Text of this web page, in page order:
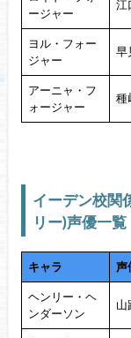
ージャー
江
ヨル・フォー
ジャー
早
アーニャ・フ
ォージャー
種
イーデン校関
リー)声優一覧
キャラ 声
ヘンリー・ヘ
ンダーソン
山